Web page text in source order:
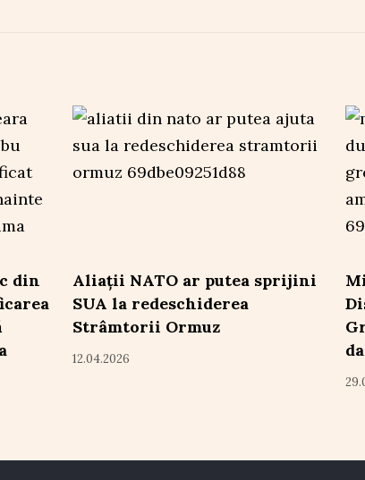
din
Aliații NATO ar putea sprijini
SUA la redeschiderea
Strâmtorii Ormuz
12.04.2026